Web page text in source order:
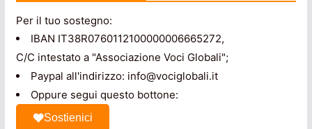
Per il tuo sostegno:
IBAN IT38R0760112100000006665272,
C/C intestato a "Associazione Voci Globali";
Paypal all'indirizzo: info@vociglobali.it
Oppure segui questo bottone:
Sostienici